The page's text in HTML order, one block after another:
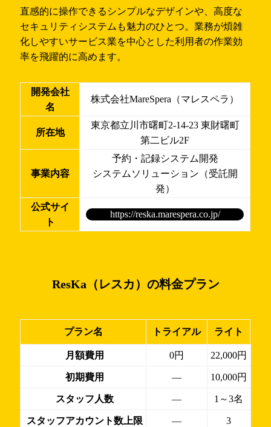
直感的に操作できるシンプルなデザインや、高度な
セキュリティシステムも魅力のひとつ。業務が煩雑
化しやすいサービス業を中心とした利用者の作業効
率を飛躍的に高めます。
開発会社
名
株式会社MareSpera（マレスペラ）
所在地
東京都立川市曙町2-14-23 東財曙町
第二ビル2F
事業内容
予約・記録システム開発
システムソリューション（受託開
発）
公式サイ
ト
https://reska.marespera.co.jp/
ResKa（レスカ）の料金プラン
プラン名 トライアル ライト
月額費用 0円 22,000円
初期費用 ― 10,000円
スタッフ人数 ― 1～3名
スタッフアカウント数上限 ― 3